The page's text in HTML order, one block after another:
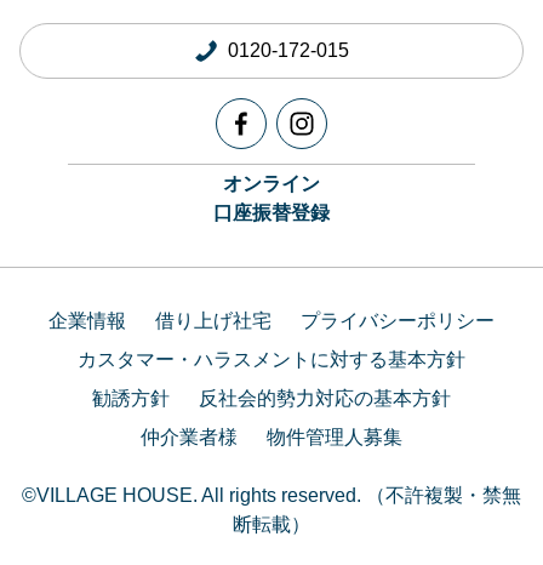
0120-172-015
オンライン
口座振替登録
企業情報 借り上げ社宅
プライバシーポリシー
カスタマー・ハラスメントに対する基本方針
勧誘方針
反社会的勢力対応の基本方針
仲介業者様
物件管理人募集
©VILLAGE HOUSE. All rights reserved. （不許複製・禁無
断転載）